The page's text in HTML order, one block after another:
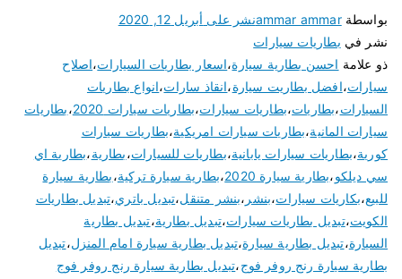
بواسطةammar ammarنشر على أبريل 12, 2020
نشر في بطاريات سيارات
ذو علامة احسن بطارية سيارة،اسعار بطاريات السيارات،اصلاح
سيارات،افضل بطاريت سيارة،انقاذ سارات،انواع بطاريات
السيارات،بطاريات،بطاريات سيارات،بطاريات سيارات 2020 ،بطاريات
سيارات المانية،بطاريات سيارات امريكية،بطاريات سيارات
كورية،بطاريات سيارات يابانية،بطاريات للسيارات،بطارية،بطارية اي
سي ديلكو،بطارية سيارة 2020 ،بطارية سيارة تركية،بطارية سيارة
للبيع،بكاريات سيارات،بنشر ،بنشر متنقل،تبديل باتري،تبديل بطاريات
الكويت،تبديل بطاريات سيارات،تبديل بطارية،تبديل بطارية
السيارة،تبديل بطارية سيارة،تبديل بطارية سيارة امام المنزل،تبديل
بطارية سيارة رنج روفر فوج،تبديل بطارية سيارة رنج روفر فوج